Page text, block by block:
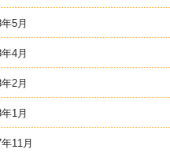
5月
4月
2月
1月
11月